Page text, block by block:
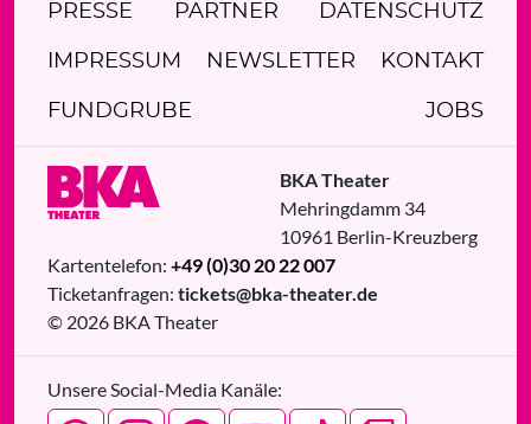
PRESSE PARTNER DATENSCHUTZ
IMPRESSUM NEWSLETTER KONTAKT
FUNDGRUBE JOBS
BKA Theater
Mehringdamm 34
10961 Berlin-Kreuzberg
Kartentelefon: +49 (0)30 20 22 007
Ticketanfragen: tickets@bka-theater.de
© 2026 BKA Theater
Unsere Social-Media Kanäle: